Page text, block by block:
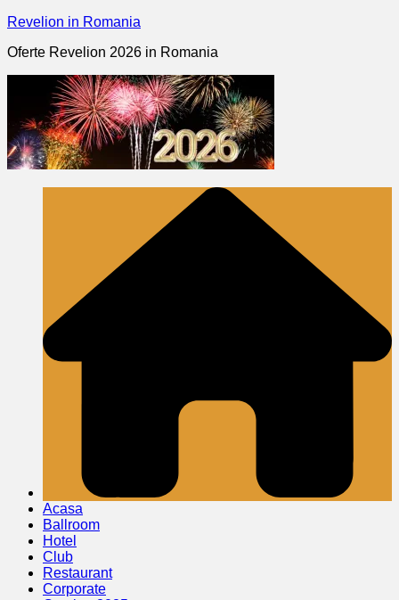
Skip
content
Revelion in Romania
Oferte Revelion 2026 in Romania
Acasa
Ballroom
Hotel
Club
Restaurant
Corporate